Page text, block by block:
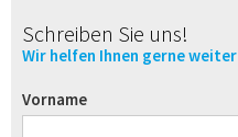
Schreiben Sie uns!
Wir helfen Ihnen gerne weiter
Vorname